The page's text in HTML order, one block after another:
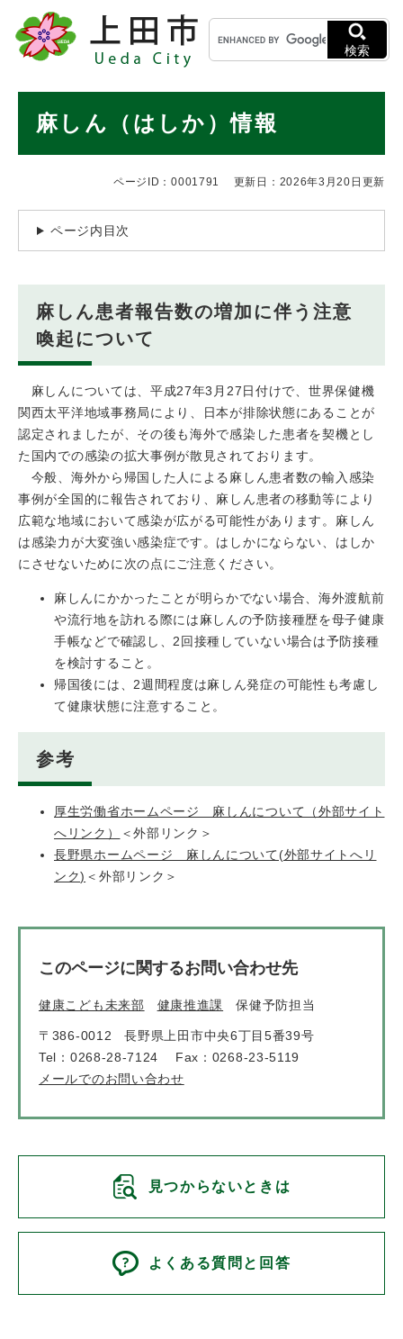
メニューを飛ばして本文へ
キ
ー
ワ
検
索
検索
麻しん（はしか）情報
ページID：0001791 更新日：2026年3月20日更新
ページ内目次
麻しん患者報告数の増加に伴う注意
喚起について
麻しんについては、平成27年3月27日付けで、世界保健機
関西太平洋地域事務局により、日本が排除状態にあることが
認定されましたが、その後も海外で感染した患者を契機とし
た国内での感染の拡大事例が散見されております。
今般、海外から帰国した人による麻しん患者数の輸入感染
事例が全国的に報告されており、麻しん患者の移動等により
広範な地域において感染が広がる可能性があります。麻しん
は感染力が大変強い感染症です。はしかにならない、はしか
にさせないために次の点にご注意ください。
麻しんにかかったことが明らかでない場合、海外渡航前
や流行地を訪れる際には麻しんの予防接種歴を母子健康
手帳などで確認し、2回接種していない場合は予防接種
を検討すること。
帰国後には、2週間程度は麻しん発症の可能性も考慮し
て健康状態に注意すること。
参考
厚生労働省ホームページ 麻しんについて（外部サイト
へリンク）
＜外部リンク＞
長野県ホームページ 麻しんについて(外部サイトへリ
ンク) ＜外部リンク＞
このページに関するお問い合わせ先
健康こども未来部 健康推進課 保健予防担当
〒386-0012
長野県上田市中央6丁目5番39号
Tel：0268-28-7124
Fax：0268-23-5119
メールでのお問い合わせ
見つからないときは
よくある質問と回答